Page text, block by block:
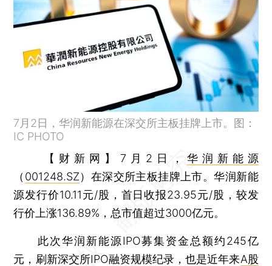
7月2日，华润新能源在深交所主板挂牌上市。图：
IC PHOTO
【财新网】 7月2日， 华润新能源
（ 001248.SZ）在深交所主板挂牌上市。华润新能
源发行价10.11元/股，首日收报23.95元/股，较发
行价上涨136.89%，总市值超过3000亿元。
此次华润新能源IPO募集资金总额约245亿
元，刷新深交所IPO融资规模纪录，也是近年来A股